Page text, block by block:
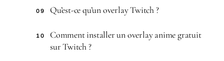
09 Qu’est-ce qu’un overlay Twitch ?
10
Comment installer un overlay anime gratuit
sur Twitch ?